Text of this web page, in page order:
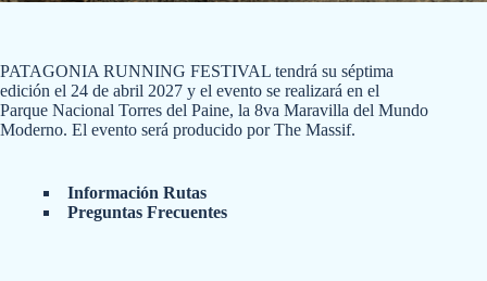
PATAGONIA RUNNING FESTIVAL tendrá su séptima
edición el 24 de abril 2027 y el evento se realizará en el
Parque Nacional Torres del Paine, la 8va Maravilla del Mundo
Moderno. El evento será producido por The Massif.
Información Rutas
Preguntas Frecuentes